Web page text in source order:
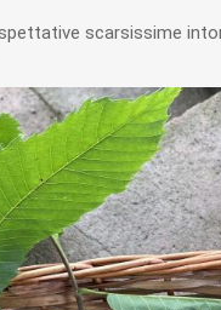
scarsissime